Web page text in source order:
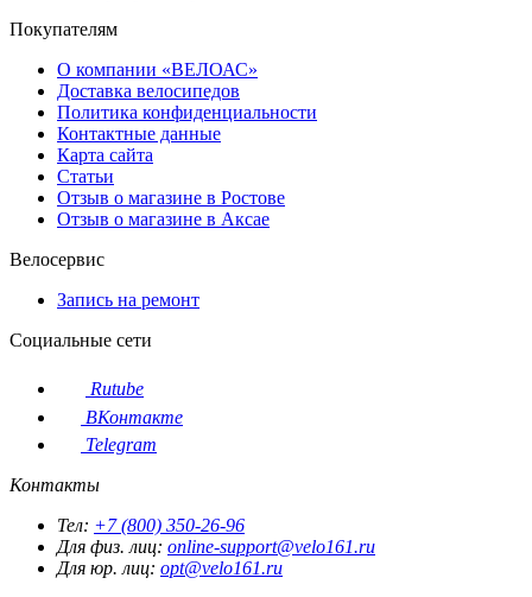
Покупателям
О компании «ВЕЛОАС»
Доставка велосипедов
Политика конфиденциальности
Контактные данные
Карта сайта
Статьи
Отзыв о магазине в Ростове
Отзыв о магазине в Аксае
Велосервис
Запись на ремонт
Социальные сети
Rutube
ВКонтакте
Telegram
Контакты
Тел: +7 (800) 350-26-96
Для физ. лиц: online-support@velo161.ru
Для юр. лиц: opt@velo161.ru